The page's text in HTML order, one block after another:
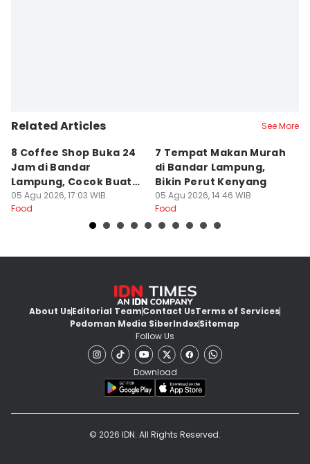
Related Articles See More
8 Coffee Shop Buka 24
Jam di Bandar
Lampung, Cocok Buat
Begadang
05 Agu 2026, 17:03 WIB
Food
7 Tempat Makan Murah
di Bandar Lampung,
Bikin Perut Kenyang
05 Agu 2026, 14:46 WIB
Food
About UsEditorial TeamContact UsTerms of Services
Pedoman Media SiberIndexSitemap
Follow Us
Download
© 2026 IDN. All Rights Reserved.